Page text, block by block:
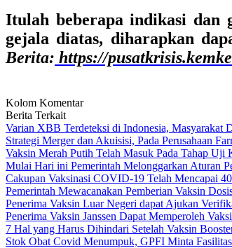
Itulah beberapa indikasi dan
gejala diatas, diharapkan
Berita: https://
Kolom Komentar
Berita Terkait
Varian XBB Terdeteksi di Indonesia, Masyarakat
Strategi Merger dan Akuisisi, Pada Perusahaan
Vaksin Merah Putih Telah Masuk Pada Tahap Uji
Mulai Hari ini Pemerintah Melonggarkan Aturan
Cakupan Vaksinasi COVID-19 Telah Mencapai
Pemerintah Mewacanakan Pemberian Vaksin
Penerima Vaksin Luar Negeri dapat Ajukan
Penerima Vaksin Janssen Dapat Memperoleh
7 Hal yang Harus Dihindari Setelah Vaksin
Stok Obat Covid Menumpuk, GPFI Minta